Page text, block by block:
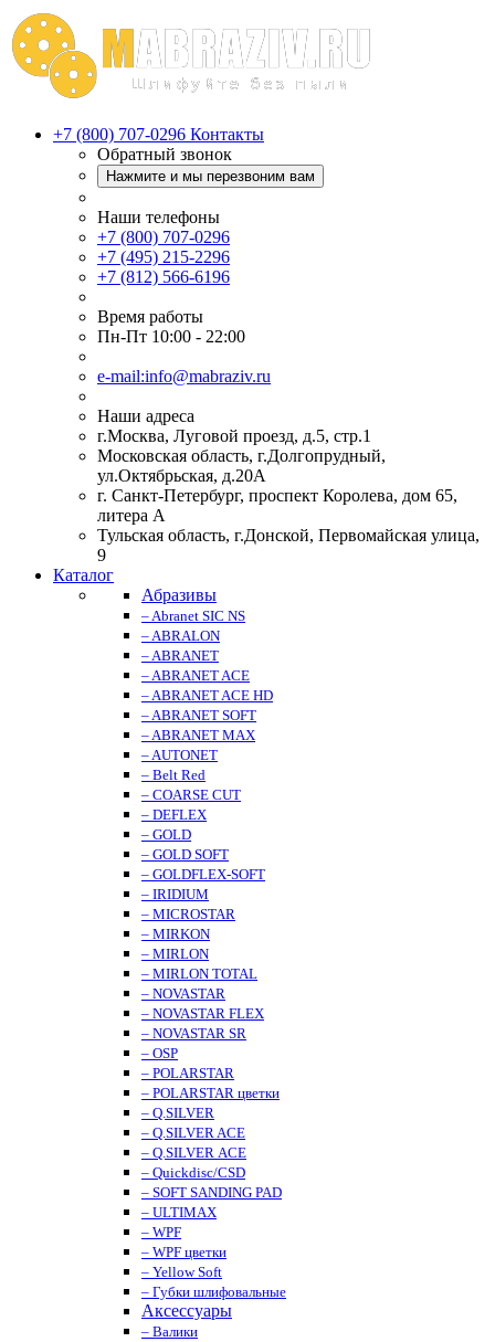
+7 (800) 707-0296 Контакты
Обратный звонок
Нажмите и мы перезвоним вам
Наши телефоны
+7 (800) 707-0296
+7 (495) 215-2296
+7 (812) 566-6196
Время работы
Пн-Пт 10:00 - 22:00
e-mail:info@mabraziv.ru
Наши адреса
г.Москва, Луговой проезд, д.5, стр.1
Московская область, г.Долгопрудный,
ул.Октябрьская, д.20А
г. Санкт-Петербург, проспект Королева, дом 65,
литера А
Тульская область, г.Донской, Первомайская улица,
9
Каталог
Абразивы
– Abranet SIC NS
– ABRALON
– ABRANET
– ABRANET ACE
– ABRANET ACE HD
– ABRANET SOFT
– ABRANET MAX
– AUTONET
– Belt Red
– COARSE CUT
– DEFLEX
– GOLD
– GOLD SOFT
– GOLDFLEX-SOFT
– IRIDIUM
– MICROSTAR
– MIRKON
– MIRLON
– MIRLON TOTAL
– NOVASTAR
– NOVASTAR FLEX
– NOVASTAR SR
– OSP
– POLARSTAR
– POLARSTAR цветки
– Q.SILVER
– Q.SILVER ACE
– Q.SILVER ACE
– Quickdisc/CSD
– SOFT SANDING PAD
– ULTIMAX
– WPF
– WPF цветки
– Yellow Soft
– Губки шлифовальные
Аксессуары
– Валики